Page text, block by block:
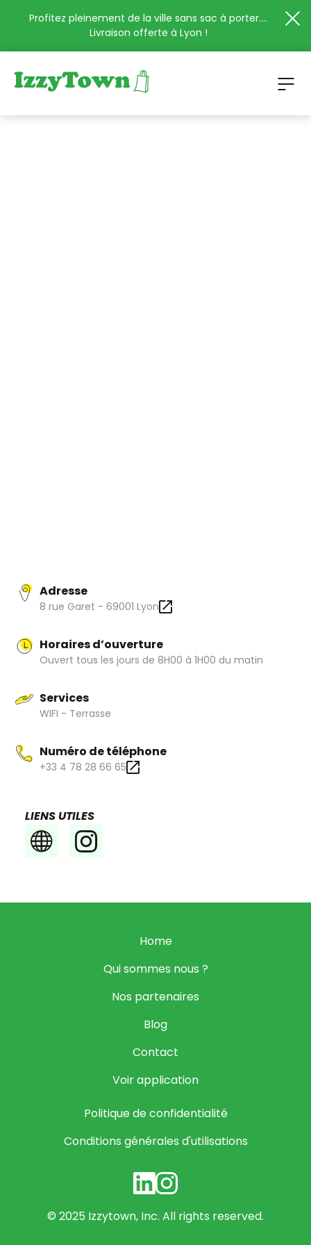
Profitez pleinement de la ville sans sac à porter....
Livraison offerte à Lyon !
Adresse
8 rue Garet - 69001 Lyon
Horaires d’ouverture
Ouvert tous les jours de 8H00 à 1H00 du matin
Services
WIFI - Terrasse
Numéro de téléphone
+33 4 78 28 66 65
LIENS UTILES
Home
Qui sommes nous ?
Nos partenaires
Blog
Contact
Voir application
Politique de confidentialité
Conditions générales d'utilisations
© 2025 Izzytown, Inc. All rights reserved.